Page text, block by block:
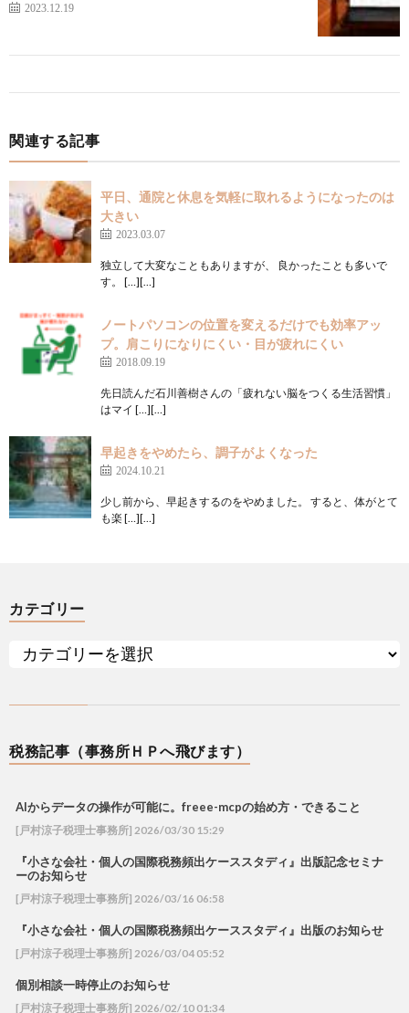
2023.12.19
関連する記事
平日、通院と休息を気軽に取れるようになったのは
大きい
2023.03.07
独立して大変なこともありますが、 良かったことも多いで
す。 […][…]
ノートパソコンの位置を変えるだけでも効率アッ
プ。肩こりになりにくい・目が疲れにくい
2018.09.19
先日読んだ石川善樹さんの「疲れない脳をつくる生活習慣」
はマイ […][…]
早起きをやめたら、調子がよくなった
2024.10.21
少し前から、早起きするのをやめました。 すると、体がとて
も楽 […][…]
カテゴリー
税務記事（事務所ＨＰへ飛びます）
AIからデータの操作が可能に。freee-mcpの始め方・できること
[戸村涼子税理士事務所] 2026/03/30 15:29
『小さな会社・個人の国際税務頻出ケーススタディ』出版記念セミナ
ーのお知らせ
[戸村涼子税理士事務所] 2026/03/16 06:58
『小さな会社・個人の国際税務頻出ケーススタディ』出版のお知らせ
[戸村涼子税理士事務所] 2026/03/04 05:52
個別相談一時停止のお知らせ
[戸村涼子税理士事務所] 2026/02/10 01:34